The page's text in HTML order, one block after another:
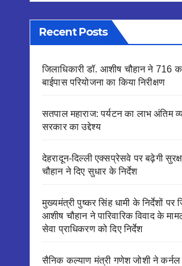
Recent Posts
जिलाधिकारी डॉ. आशीष चौहान ने 716
बाईपास परियोजना का किया निरीक्षण
सतपाल महाराज: पर्यटन का लाभ अंतिम
सरकार का उद्देश्य
देहरादून-दिल्ली एक्सप्रेसवे पर बढ़ेगी
चौहान ने दिए सुधार के निर्देश
मुख्यमंत्री पुष्कर सिंह धामी के निर्देशों पर
आशीष चौहान ने पारिवारिक विवाद के
सेवा प्राधिकरण को दिए निर्देश
सैनिक कल्याण मंत्री गणेश जोशी ने कर्नल